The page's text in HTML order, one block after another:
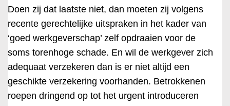
Doen zij dat laatste niet, dan moeten zij volgens
recente gerechtelijke uitspraken in het kader van
‘goed werkgeverschap’ zelf opdraaien voor de
soms torenhoge schade. En wil de werkgever zich
adequaat verzekeren dan is er niet altijd een
geschikte verzekering voorhanden. Betrokkenen
roepen dringend op tot het urgent introduceren